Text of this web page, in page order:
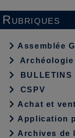
Rubriques
Assemblée
Archéologie
BULLETINS
CSPV
Achat et
Application
Archives de